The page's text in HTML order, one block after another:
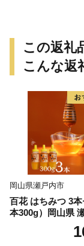
せち 本格おせち
縁起物おせち 12
け お正月 お取り
この返礼
こんな返
岡山県瀬戸内市
百花 はちみつ 3
本300g）岡山県
石黒農園 ヨーグ
糖の代わり 香り